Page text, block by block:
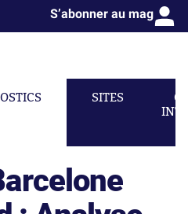
S’abonner au mag
SITES